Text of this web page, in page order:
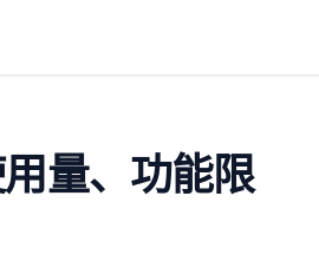
量、功能限